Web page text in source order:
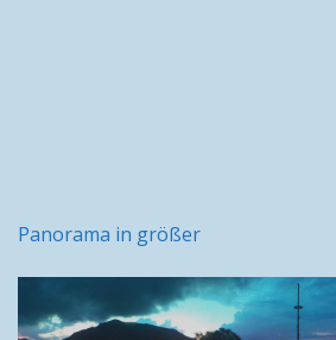
Panorama in größer